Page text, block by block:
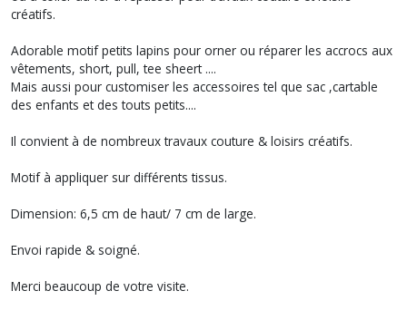
créatifs.
Adorable motif petits lapins pour orner ou réparer les accrocs aux
vêtements, short, pull, tee sheert ....
Mais aussi pour customiser les accessoires tel que sac ,cartable
des enfants et des touts petits....
Il convient à de nombreux travaux couture & loisirs créatifs.
Motif à appliquer sur différents tissus.
Dimension: 6,5 cm de haut/ 7 cm de large.
Envoi rapide & soigné.
Merci beaucoup de votre visite.